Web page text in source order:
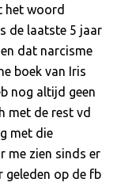
het woord
de laatste 5 jaar
dat narcisme
boek van Iris
nog altijd geen
met de rest vd
met die
me zien sinds er
geleden op de fb